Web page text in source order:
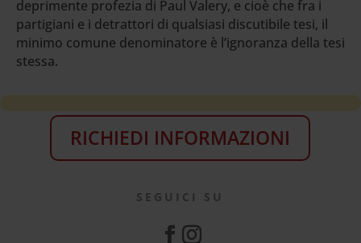
deprimente profezia di Paul Valery, e cioè che fra i
partigiani e i detrattori di qualsiasi discutibile tesi, il
minimo comune denominatore è l’ignoranza della tesi
stessa.
RICHIEDI INFORMAZIONI
SEGUICI SU